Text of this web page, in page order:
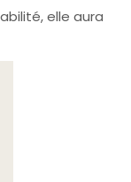
elle aura